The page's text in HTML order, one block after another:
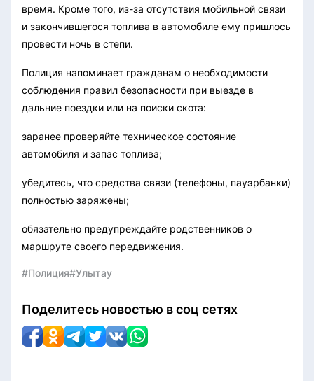
время. Кроме того, из-за отсутствия мобильной связи
и закончившегося топлива в автомобиле ему пришлось
провести ночь в степи.
Полиция напоминает гражданам о необходимости
соблюдения правил безопасности при выезде в
дальние поездки или на поиски скота:
заранее проверяйте техническое состояние
автомобиля и запас топлива;
убедитесь, что средства связи (телефоны, пауэрбанки)
полностью заряжены;
обязательно предупреждайте родственников о
маршруте своего передвижения.
#Полиция#Улытау
Поделитесь новостью в соц сетях